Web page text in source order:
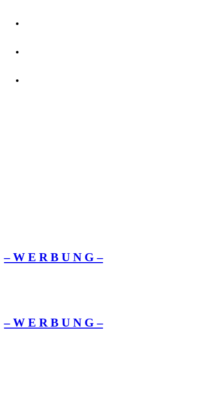
– W Ε R Β U Ν G –
– W Ε R Β U Ν G –